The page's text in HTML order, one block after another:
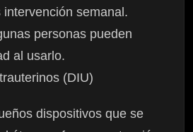
intervención semanal.
personas pueden
al usarlo.
(DIU)
dispositivos que se